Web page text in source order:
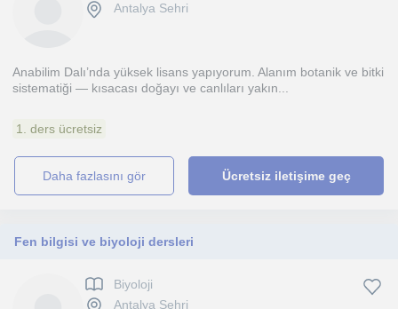
Antalya Sehri
Anabilim Dalı’nda yüksek lisans yapıyorum. Alanım botanik ve bitki
sistematiği — kısacası doğayı ve canlıları yakın...
1. ders ücretsiz
daha fazlasını gör Ücretsiz iletişime geç
Fen bilgisi ve biyoloji dersleri
Biyoloji
Antalya Sehri